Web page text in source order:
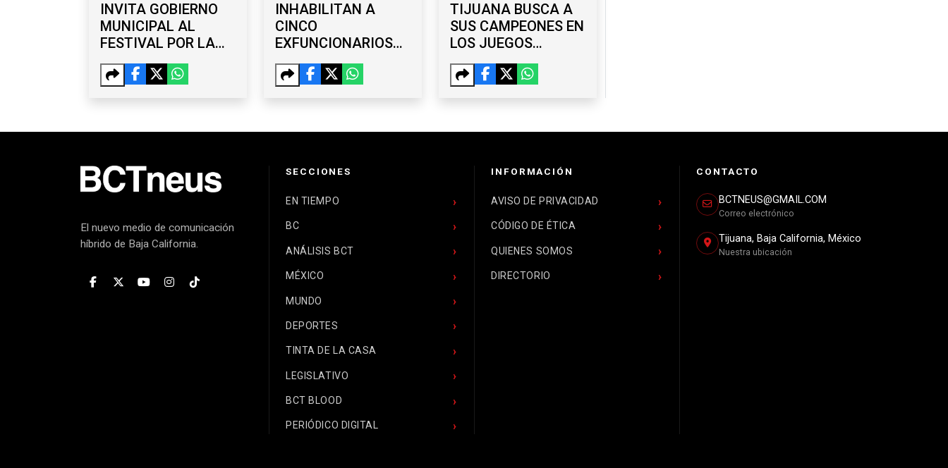
INVITA GOBIERNO
MUNICIPAL AL
FESTIVAL POR LA
JUVENTUD EN EL
PARQUE MORELOS
INHABILITAN A
CINCO
EXFUNCIONARIOS
DEL AYUNTAMIENTO
DE TIJUANA POR UN
TIJUANA BUSCA A
SUS CAMPEONES EN
LOS JUEGOS
NACIONALES
POPULARES DE
El nuevo medio de comunicación
híbrido de Baja California.
SECCIONES
EN TIEMPO
BC
ANÁLISIS BCT
MÉXICO
MUNDO
DEPORTES
TINTA DE LA CASA
LEGISLATIVO
BCT BLOOD
PERIÓDICO DIGITAL
INFORMACIÓN
AVISO DE PRIVACIDAD
CÓDIGO DE ÉTICA
QUIENES SOMOS
DIRECTORIO
CONTACTO
BCTNEUS@GMAIL.COM
Correo electrónico
Tijuana, Baja California, México
Nuestra ubicación